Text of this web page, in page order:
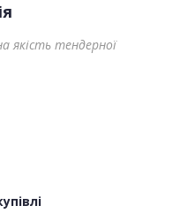
якість тендерної